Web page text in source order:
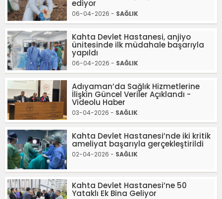
ediyor
06-04-2026 - SAĞLIK
Kahta Devlet Hastanesi, anjiyo
ünitesinde ilk müdahale başarıyla
yapıldı
06-04-2026 - SAĞLIK
Adıyaman’da Sağlık Hizmetlerine
İlişkin Güncel Veriler Açıklandı -
Videolu Haber
03-04-2026 - SAĞLIK
Kahta Devlet Hastanesi’nde iki kritik
ameliyat başarıyla gerçekleştirildi
02-04-2026 - SAĞLIK
Kahta Devlet Hastanesi’ne 50
Yataklı Ek Bina Geliyor